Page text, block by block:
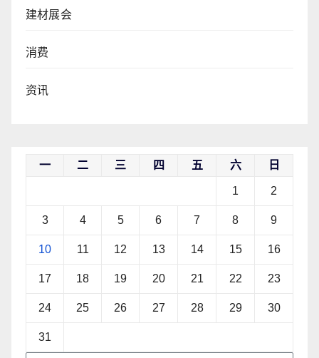
建材展会
消费
资讯
一 二 三 四 五 六 日
1 2
3 4 5 6 7 8 9
10 11 12 13 14 15 16
17 18 19 20 21 22 23
24 25 26 27 28 29 30
31